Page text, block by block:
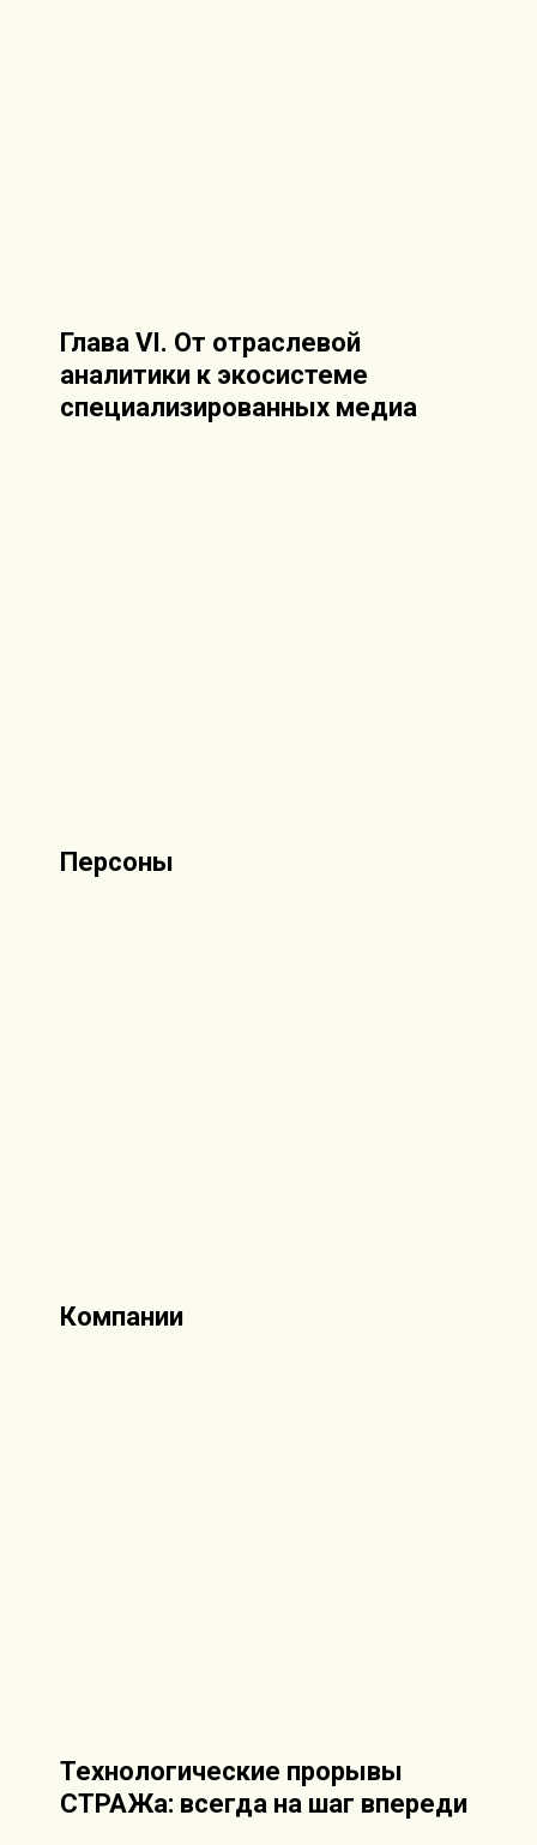
Глава VI. От отраслевой
аналитики к экосистеме
специализированных медиа
Персоны
Компании
Технологические прорывы
СТРАЖа: всегда на шаг впереди